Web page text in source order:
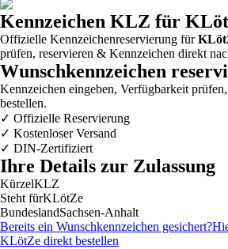
Kennzeichen KLZ für
Offizielle Kennzeichenreservierung für
prüfen, reservieren & Kennzeichen direkt
Wunschkennzeichen
Kennzeichen eingeben, Verfügbarkeit
bestellen.
✓ Offizielle Reservierung
✓ Kostenloser Versand
✓ DIN-Zertifiziert
Ihre Details zur Zulassung
KürzelKLZ
Steht fürKLötZe
BundeslandSachsen-Anhalt
Bereits ein Wunschkennzeichen gesichert?
KLötZe direkt bestellen